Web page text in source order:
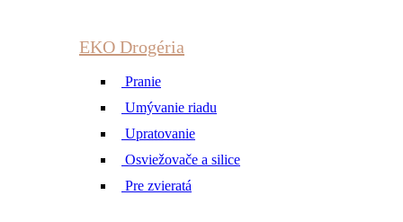
EKO Drogéria
Pranie
Umývanie riadu
Upratovanie
Osviežovače a silice
Pre zvieratá